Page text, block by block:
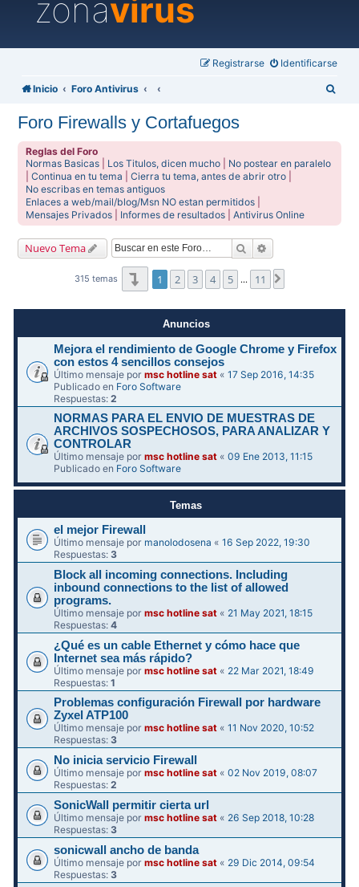
zonavirus
Identificarse
Registrarse
Inicio Foro Antivirus
Foro Firewalls y Cortafuegos
Reglas del Foro
Normas Basicas
Los Titulos, dicen mucho
No postear en paralelo
|Continua en tu tema |Cierra tu tema, antes de abrir otro
No escribas en temas antiguos
Enlaces a web/mail/blog/Msn NO estan permitidos
Mensajes Privados
Informes de resultados |Antivirus Online
Nuevo Tema Buscar
315 temas Página1de11
1 2 3 4 5 … 11
Anuncios
Mejora el rendimiento de Google Chrome y Firefox
con estos 4 sencillos consejos
Último mensaje pormsc hotline sat «17 Sep 2016, 14:35
Publicado en Foro Software
Respuestas:2
NORMAS PARA EL ENVIO DE MUESTRAS DE
ARCHIVOS SOSPECHOSOS, PARA ANALIZAR Y
CONTROLAR
Último mensaje pormsc hotline sat «09 Ene 2013, 11:15
Publicado en Foro Software
Temas
el mejor Firewall
Último mensaje por manolodosena «16 Sep 2022, 19:30
Respuestas:3
Block all incoming connections. Including
inbound connections to the list of allowed
programs.
Último mensaje pormsc hotline sat « 21 May 2021, 18:15
Respuestas:4
¿Qué es un cable Ethernet y cómo hace que
Internet sea más rápido?
Último mensaje pormsc hotline sat « 22 Mar 2021, 18:49
Respuestas:1
Problemas configuración Firewall por hardware
Zyxel ATP100
Último mensaje pormsc hotline sat «11 Nov 2020, 10:52
Respuestas: 3
No inicia servicio Firewall
Último mensaje pormsc hotline sat «02 Nov 2019, 08:07
Respuestas:2
SonicWall permitir cierta url
Último mensaje pormsc hotline sat « 26 Sep 2018, 10:28
Respuestas: 3
sonicwall ancho de banda
Último mensaje pormsc hotline sat « 29 Dic 2014, 09:54
Respuestas:3